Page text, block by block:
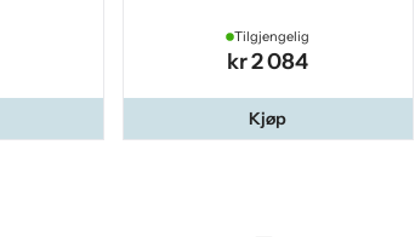
Tilgjengelig
kr 2 084
Kjøp